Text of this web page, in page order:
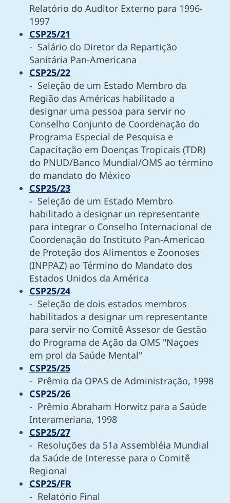
Relatório do Auditor Externo para 1996-
1997
CSP25/21
- Salário do Diretor da Repartição
Sanitária Pan-Americana
CSP25/22
- Seleção de um Estado Membro da
Região das Américas habilitado a
designar uma pessoa para servir no
Conselho Conjunto de Coordenação do
Programa Especial de Pesquisa e
Capacitação em Doenças Tropicais (TDR)
do PNUD/Banco Mundial/OMS ao término
do mandato do México
CSP25/23
- Seleção de um Estado Membro
habilitado a designar un representante
para integrar o Conselho Internacional de
Coordenação do Instituto Pan-Americao
de Proteção dos Alimentos e Zoonoses
(INPPAZ) ao Término do Mandato dos
Estados Unidos da América
CSP25/24
- Seleção de dois estados membros
habilitados a designar um representante
para servir no Comitê Assesor de Gestão
do Programa de Ação da OMS "Naçoes
em prol da Saúde Mental"
CSP25/25
- Prêmio da OPAS de Administração, 1998
CSP25/26
- Prêmio Abraham Horwitz para a Saúde
Interameriana, 1998
CSP25/27
- Resoluções da 51a Assembléia Mundial
da Saúde de Interesse para o Comitê
Regional
CSP25/FR
- Relatório Final